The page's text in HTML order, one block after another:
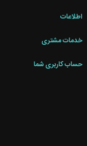
اطلاعات
خدمات مشتری
حساب کاربری شما